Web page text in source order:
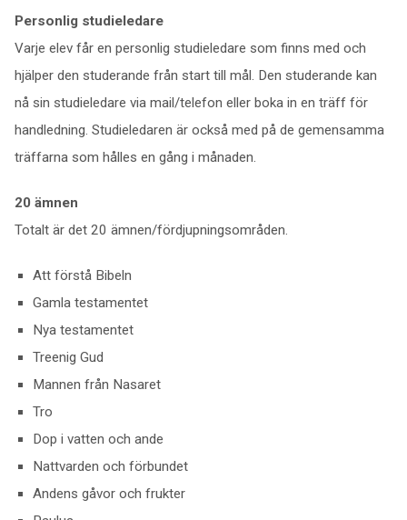
Personlig studieledare
Varje elev får en personlig studieledare som finns med och
hjälper den studerande från start till mål. Den studerande kan
nå sin studieledare via mail/telefon eller boka in en träff för
handledning. Studieledaren är också med på de gemensamma
träffarna som hålles en gång i månaden.
20 ämnen
Totalt är det 20 ämnen/fördjupningsområden.
Att förstå Bibeln
Gamla testamentet
Nya testamentet
Treenig Gud
Mannen från Nasaret
Tro
Dop i vatten och ande
Nattvarden och förbundet
Andens gåvor och frukter